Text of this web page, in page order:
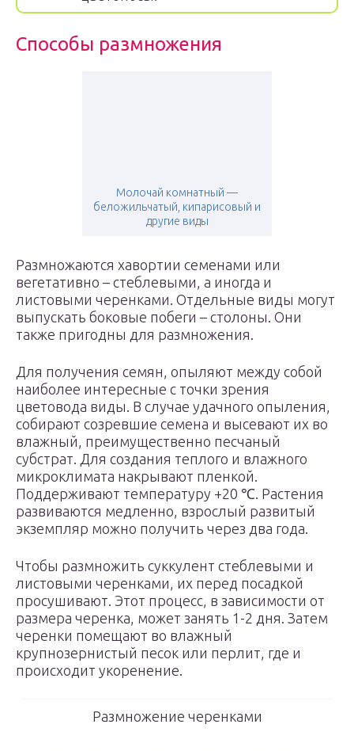
Способы размножения
Молочай комнатный —
беложильчатый, кипарисовый и
другие виды
Размножаются хавортии семенами или
вегетативно – стеблевыми, а иногда и
листовыми черенками. Отдельные виды могут
выпускать боковые побеги – столоны. Они
также пригодны для размножения.
Для получения семян, опыляют между собой
наиболее интересные с точки зрения
цветовода виды. В случае удачного опыления,
собирают созревшие семена и высевают их во
влажный, преимущественно песчаный
субстрат. Для создания теплого и влажного
микроклимата накрывают пленкой.
Поддерживают температуру +20 ℃. Растения
развиваются медленно, взрослый развитый
экземпляр можно получить через два года.
Чтобы размножить суккулент стеблевыми и
листовыми черенками, их перед посадкой
просушивают. Этот процесс, в зависимости от
размера черенка, может занять 1-2 дня. Затем
черенки помещают во влажный
крупнозернистый песок или перлит, где и
происходит укоренение.
Размножение черенками